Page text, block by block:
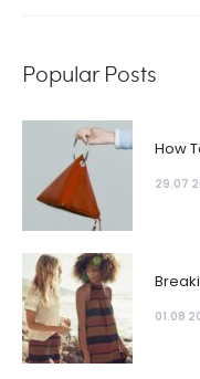
Popular Posts
How
29.07
01.08